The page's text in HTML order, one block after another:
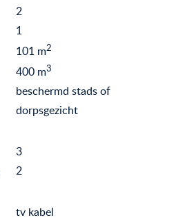
2
1
101 m2
400 m3
beschermd stads of
dorpsgezicht
3
2
tv kabel